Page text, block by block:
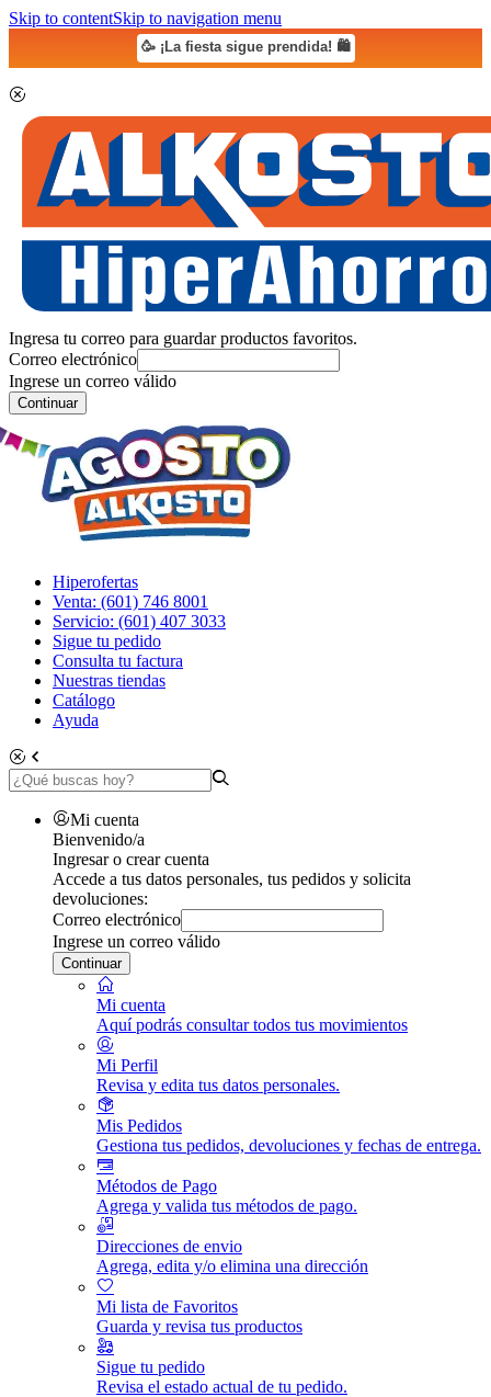
Skip to contentSkip to navigation menu
🥳 ¡La fiesta sigue prendida! 🛍️
Ingresa tu correo para guardar productos favoritos.
Correo electrónico
Ingrese un correo válido
Continuar
Hiperofertas
Venta: (601) 746 8001
Servicio: (601) 407 3033
Sigue tu pedido
Consulta tu factura
Nuestras tiendas
Catálogo
Ayuda
Mi cuenta
Bienvenido/a
Ingresar o crear cuenta
Accede a tus datos personales, tus pedidos y solicita
devoluciones:
Correo electrónico
Ingrese un correo válido
Continuar
Mi cuenta
Aquí podrás consultar todos tus movimientos
Mi Perfil
Revisa y edita tus datos personales.
Mis Pedidos
Gestiona tus pedidos, devoluciones y fechas de entrega.
Métodos de Pago
Agrega y valida tus métodos de pago.
Direcciones de envio
Agrega, edita y/o elimina una dirección
Mi lista de Favoritos
Guarda y revisa tus productos
Sigue tu pedido
Revisa el estado actual de tu pedido.